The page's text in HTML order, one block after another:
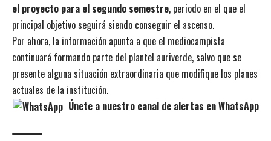
el proyecto para el segundo semestre, periodo en el que el
principal objetivo seguirá siendo conseguir el ascenso.
Por ahora, la información apunta a que el mediocampista
continuará formando parte del plantel auriverde, salvo que se
presente alguna situación extraordinaria que modifique los planes
actuales de la institución.
Únete a nuestro canal de alertas en WhatsApp